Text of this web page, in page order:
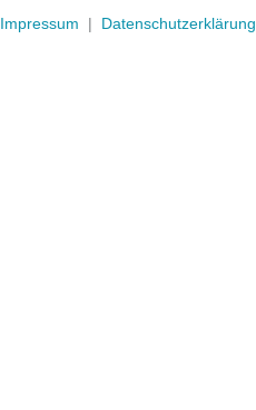
Impressum | Datenschutzerklärung